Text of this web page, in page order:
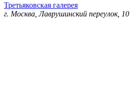
Третьяковская галерея
г. Москва, Лаврушинский переулок, 10